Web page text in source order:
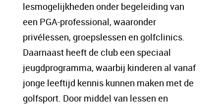
lesmogelijkheden onder begeleiding van
een PGA-professional, waaronder
privélessen, groepslessen en golfclinics.
Daarnaast heeft de club een speciaal
jeugdprogramma, waarbij kinderen al vanaf
jonge leeftijd kennis kunnen maken met de
golfsport. Door middel van lessen en